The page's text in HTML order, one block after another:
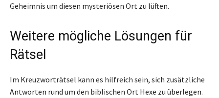
Geheimnis um diesen mysteriösen Ort zu lüften.
Weitere mögliche Lösungen für
Rätsel
Im Kreuzworträtsel kann es hilfreich sein, sich zusätzliche
Antworten rund um den biblischen Ort Hexe zu überlegen.